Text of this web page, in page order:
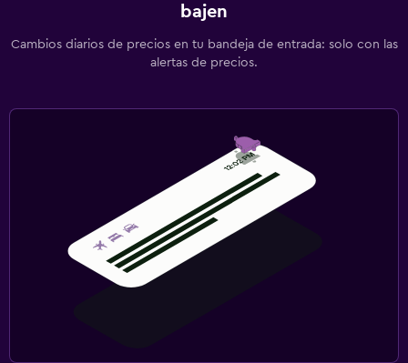
bajen
Cambios diarios de precios en tu bandeja de entrada: solo con las
alertas de precios.